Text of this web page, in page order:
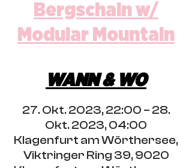
Bergschain w/
Modular Mountain
WANN & WO
27. Okt. 2023, 22:00 – 28.
Okt. 2023, 04:00
Klagenfurt am Wörthersee,
Viktringer Ring 39, 9020